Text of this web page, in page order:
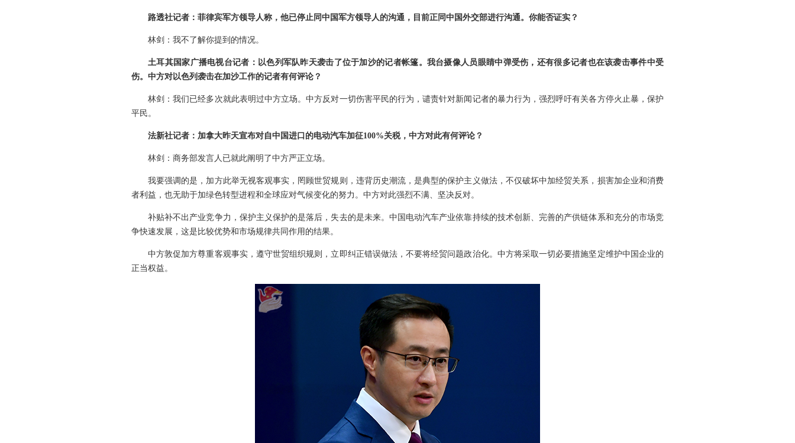
路透社记者：菲律宾军方领导人称，他已停止同中国军方领导人的沟通，目前正同中国外交部进行沟通。你能否证实？
林剑： 我不了解你提到的情况。
土耳其国家广播电视台记者：以色列军队昨天袭击了位于加沙的记者帐篷。我台摄像人员眼睛中弹受伤，还有很多记者也在该袭击事件中受
伤。中方对以色列袭击在加沙工作的记者有何评论？
林剑：我们已经多次就此表明过中方立场。中方反对一切伤害平民的行为，谴责针对新闻记者的暴力行为，强烈呼吁有关各方停火止暴，保护
平民。
法新社记者：加拿大昨天宣布对自中国进口的电动汽车加征100%关税，中方对此有何评论？
林剑： 商务部发言人已就此阐明了中方严正立场。
我要强调的是，加方此举无视客观事实，罔顾世贸规则，违背历史潮流，是典型的保护主义做法，不仅破坏中加经贸关系，损害加企业和消费
者利益，也无助于加绿色转型进程和全球应对气候变化的努力。中方对此强烈不满、坚决反对。
补贴补不出产业竞争力，保护主义保护的是落后，失去的是未来。中国电动汽车产业依靠持续的技术创新、完善的产供链体系和充分的市场竞
争快速发展，这是比较优势和市场规律共同作用的结果。
中方敦促加方尊重客观事实，遵守世贸组织规则，立即纠正错误做法，不要将经贸问题政治化。中方将采取一切必要措施坚定维护中国企业的
正当权益。